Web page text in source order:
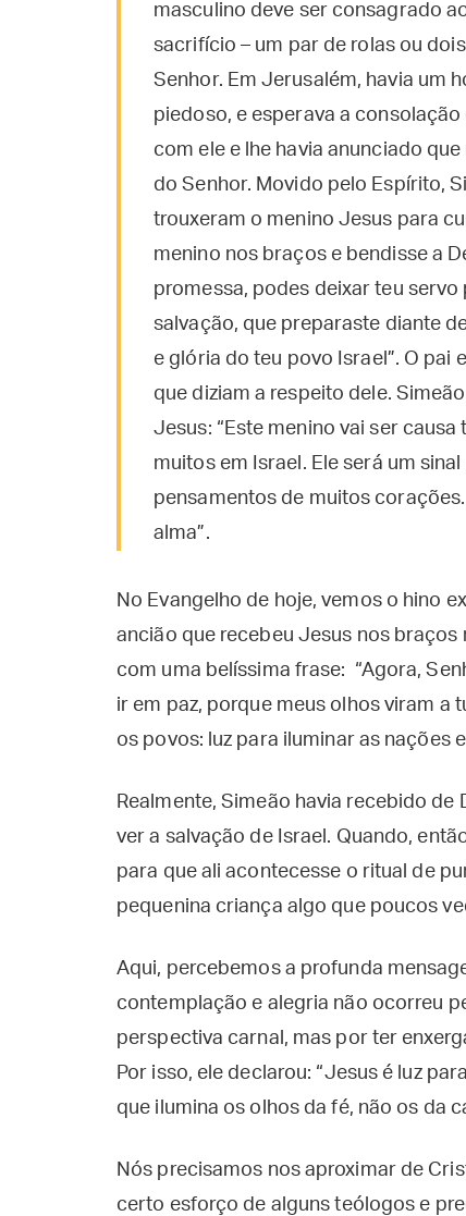
masculino deve ser consagrado
sacrifício – um par de rolas ou
Senhor. Em Jerusalém, havia um
piedoso, e esperava a
com ele e lhe havia anunciado
do Senhor. Movido pelo Espírito,
trouxeram o menino Jesus para
menino nos braços e bendisse a
promessa, podes deixar teu
salvação, que preparaste diante
e glória do teu povo Israel”. O pai
que diziam a respeito dele.
Jesus: “Este menino vai ser
muitos em Israel. Ele será um
pensamentos de muitos
alma”.
No Evangelho de hoje, vemos o hino
ancião que recebeu Jesus nos
com uma belíssima frase: “Agora,
ir em paz, porque meus olhos viram a
os povos: luz para iluminar as nações
Realmente, Simeão havia recebido
ver a salvação de Israel. Quando,
para que ali acontecesse o ritual de
pequenina criança algo que poucos
Aqui, percebemos a profunda
contemplação e alegria não ocorreu
perspectiva carnal, mas por ter
Por isso, ele declarou: “Jesus é luz
que ilumina os olhos da fé, não os da
Nós precisamos nos aproximar de
certo esforço de alguns teólogos e